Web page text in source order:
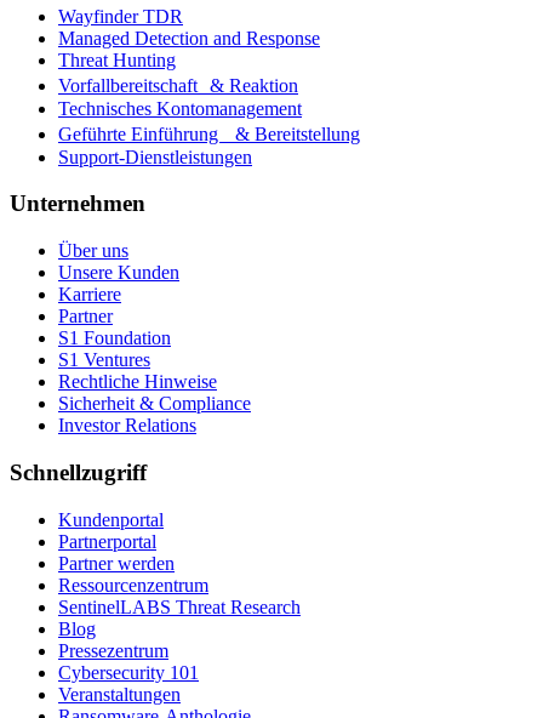
Wayfinder TDR
Managed Detection and Response
Threat Hunting
Vorfallbereitschaft & Reaktion
Technisches Kontomanagement
Geführte Einführung & Bereitstellung
Support-Dienstleistungen
Unternehmen
Über uns
Unsere Kunden
Karriere
Partner
S1 Foundation
S1 Ventures
Rechtliche Hinweise
Sicherheit & Compliance
Investor Relations
Schnellzugriff
Kundenportal
Partnerportal
Partner werden
Ressourcenzentrum
SentinelLABS Threat Research
Blog
Pressezentrum
Cybersecurity 101
Veranstaltungen